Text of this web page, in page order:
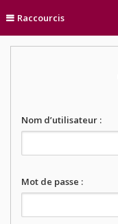
Raccourcis
Nom d’utilisateur :
Mot de passe :